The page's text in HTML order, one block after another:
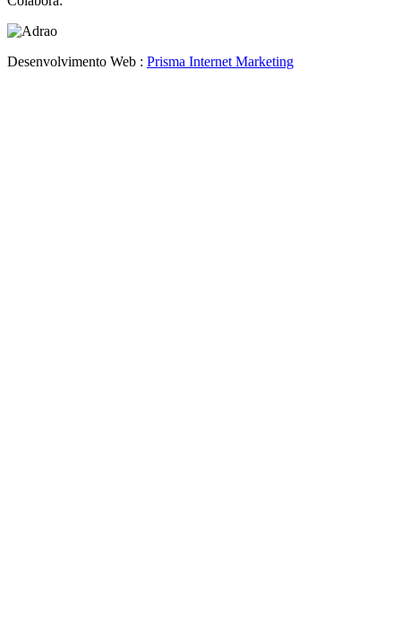
Desenvolvimento Web : Prisma Internet Marketing